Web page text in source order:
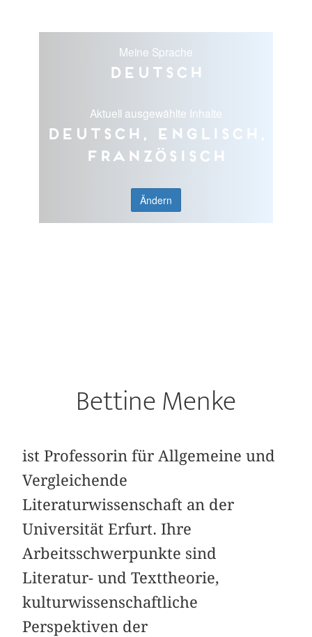
Meine Sprache
Deutsch
Aktuell ausgewählte Inhalte
Deutsch, Englisch,
Französisch
Ändern
Bettine Menke
ist Professorin für Allgemeine und
Vergleichende
Literaturwissenschaft an der
Universität Erfurt. Ihre
Arbeitsschwerpunkte sind
Literatur- und Texttheorie,
kulturwissenschaftliche
Perspektiven der